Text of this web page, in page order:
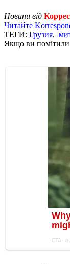
Новини від
Читайте
ТЕГИ: Грузия,
Якщо ви помітили